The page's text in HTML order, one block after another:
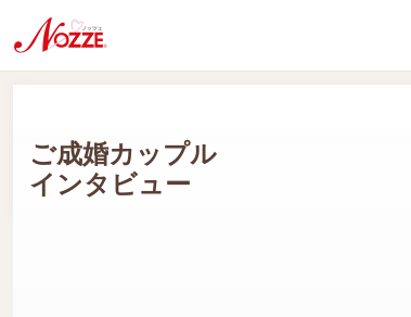
ご成婚カップル
インタビュー